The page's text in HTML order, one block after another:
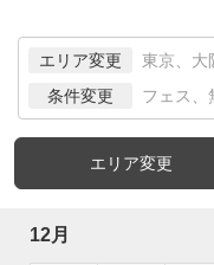
エリア変更 東京、大
条件変更 フェス、
エリア変更
12月